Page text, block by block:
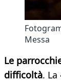
Messa
Le
difficoltà. La